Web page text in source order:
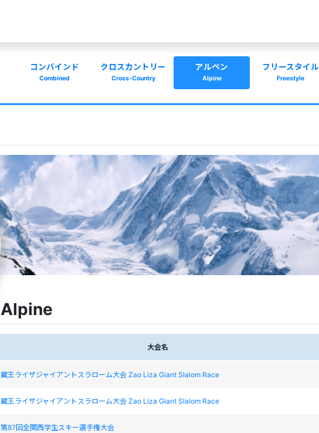
コンバインド
Combined
クロスカントリー
Cross-Country
アルペン
Alpine
フリースタイル
Freestyle
Alpine
大会名
蔵王ライザジャイアントスラローム大会 Zao Liza Giant Slalom Race
蔵王ライザジャイアントスラローム大会 Zao Liza Giant Slalom Race
第87回全関西学生スキー選手権大会